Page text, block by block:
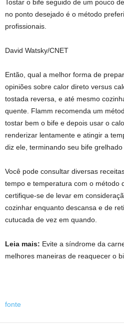
Tostar o bife seguido de um pouco
no ponto desejado é o método
profissionais.
David Watsky/CNET
Então, qual a melhor forma de
opiniões sobre calor direto versus
tostada reversa, e até mesmo
quente. Flamm recomenda um
tostar bem o bife e depois usar o
renderizar lentamente e atingir a
diz ele, terminando seu bife grelhado
Você pode consultar diversas
tempo e temperatura com o método
certifique-se de levar em
cozinhar enquanto descansa e de
cutucada de vez em quando.
Leia mais: Evite a síndrome da
melhores maneiras de reaquecer o
fonte